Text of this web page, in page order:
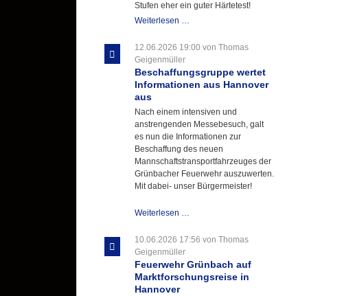
Stufen eher ein guter Härtetest!
Weiterlesen …
ihre
12.06.2026 19:00 von Thomas
Geigenmüller
Beschaffungsgruppe wertet
Informationen aus Hannover
aus
Nach einem intensiven und
anstrengenden Messebesuch, galt
es nun die Informationen zur
Beschaffung des neuen
Mannschaftstransportfahrzeuges der
Grünbacher Feuerwehr auszuwerten.
Mit dabei- unser Bürgermeister!
Weiterlesen …
Informationen
Hannover
aus
10.06.2026 17:56 von Thomas
Geigenmüller
Feuerwehr Grünbach auf
Marktforschungsreise in
Hannover